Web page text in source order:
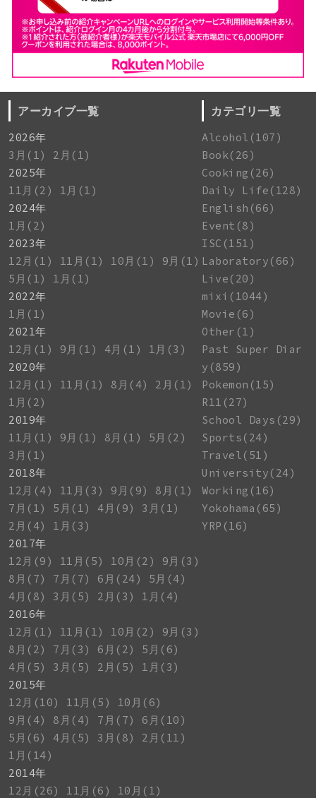
アーカイブ一覧
2026年
3月(1)
2月(1)
2025年
11月(2)
1月(1)
2024年
1月(2)
2023年
12月(1)
11月(1) 10月(1)
9月(1)
5月(1)
1月(1)
2022年
1月(1)
2021年
12月(1)
9月(1) 4月(1)
1月(3)
2020年
12月(1)
11月(1) 8月(4)
2月(1)
1月(2)
2019年
11月(1)
9月(1) 8月(1)
5月(2)
3月(1)
2018年
12月(4)
11月(3) 9月(9)
8月(1)
7月(1)
5月(1) 4月(9)
3月(1)
2月(4)
1月(3)
2017年
12月(9)
11月(5) 10月(2)
9月(3)
8月(7)
7月(7) 6月(24)
5月(4)
4月(8)
3月(5) 2月(3)
1月(4)
2016年
12月(1)
11月(1) 10月(2)
9月(3)
8月(2)
7月(3) 6月(2)
5月(6)
4月(5)
3月(5) 2月(5)
1月(3)
2015年
12月(10)
11月(5)
10月(6)
9月(4)
8月(4) 7月(7)
6月(10)
5月(6)
4月(5) 3月(8)
2月(11)
1月(14)
2014年
12月(26)
11月(6)
10月(1)
カテゴリ一覧
Alcohol(107)
Book(26)
Cooking(26)
Daily Life(128)
English(66)
Event(8)
ISC(151)
Laboratory(66)
Live(20)
mixi(1044)
Movie(6)
Other(1)
Past Super Diar
y(859)
Pokemon(15)
R11(27)
School Days(29)
Sports(24)
Travel(51)
University(24)
Working(16)
Yokohama(65)
YRP(16)